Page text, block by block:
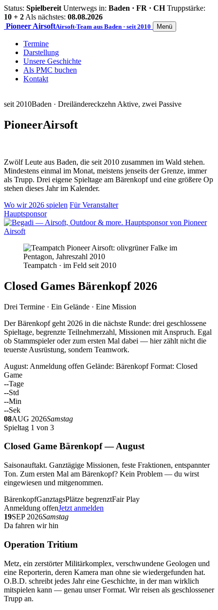
Status: Spielbereit Unterwegs in: Baden · FR · CH Truppstärke:
10 + 2 Als nächstes: 08.08.2026
Pioneer AirsoftAirsoft-Team aus Baden · seit 2010 Menü
Termine
Darstellung
Unsere Geschichte
Als PMC buchen
Kontakt
seit 2010Baden · Dreiländereckzehn Aktive, zwei Passive
PioneerAirsoft
Zwölf Leute aus Baden, die seit 2010 zusammen im Wald stehen.
Mindestens einmal im Monat, meistens jenseits der Grenze, immer
als Trupp. Drei eigene Spieltage am Bärenkopf und eine größere Op
stehen dieses Jahr im Kalender.
Wo wir 2026 spielen Für Veranstalter
Hauptsponsor
Teampatch · im Feld seit 2010
Closed Games Bärenkopf 2026
Drei Termine · Ein Gelände · Eine Mission
Der Bärenkopf geht 2026 in die nächste Runde: drei geschlossene
Spieltage, begrenzte Teilnehmerzahl, Missionen mit Anspruch. Egal
ob Stammspieler oder zum ersten Mal dabei — hier zählt nicht die
teuerste Ausrüstung, sondern Teamwork.
August: Anmeldung offen Gelände: Bärenkopf Format: Closed
Game
--Tage
--Std
--Min
--Sek
08AUG 2026Samstag
Spieltag 1 von 3
Closed Game Bärenkopf — August
Saisonauftakt. Ganztägige Missionen, feste Fraktionen, entspannter
Ton. Zum ersten Mal am Bärenkopf? Kein Problem — du wirst
eingewiesen und mitgenommen.
BärenkopfGanztagsPlätze begrenztFair Play
Anmeldung offenJetzt anmelden
19SEP 2026Samstag
Da fahren wir hin
Operation Tritium
Metz, ein zerstörter Militärkomplex, verschwundene Geologen und
eine Reporterin, deren Kamera man ohne sie wiedergefunden hat.
O.B.D. schreibt jedes Jahr eine Geschichte, in der man wirklich
mitspielen kann — genau unser Format. Wir reisen als geschlossener
Trupp an.